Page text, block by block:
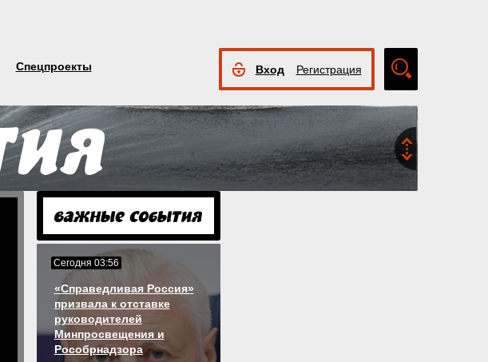
Спецпроекты Вход Регистрация
поиск
Сегодня 03:56
«Справедливая Россия»
призвала к отставке
руководителей
Минпросвещения и
Рособрнадзора